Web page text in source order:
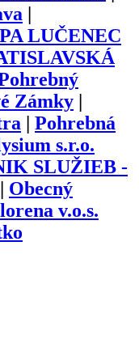
LUČENEC
Zámky
Pohrebná
s.r.o.
SLUŽIEB -
Obecný
v.o.s.